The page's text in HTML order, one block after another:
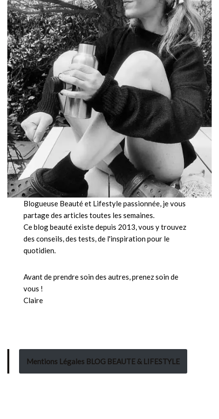
Blogueuse Beauté et Lifestyle passionnée, je vous
partage des articles toutes les semaines.
Ce blog beauté existe depuis 2013, vous y trouvez
des conseils, des tests, de l'inspiration pour le
quotidien.
Avant de prendre soin des autres, prenez soin de
vous !
Claire
Mentions Légales BLOG BEAUTE & LIFESTYLE